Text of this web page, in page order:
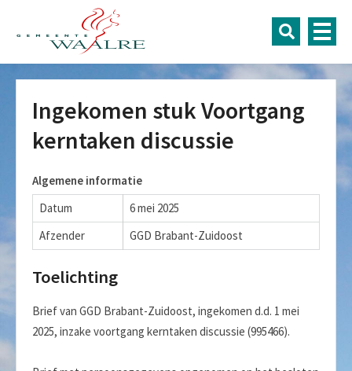
Ingekomen stuk Voortgang
kerntaken discussie
Algemene informatie
Datum
6 mei 2025
Afzender
GGD Brabant-Zuidoost
Toelichting
Brief van GGD Brabant-Zuidoost, ingekomen d.d. 1 mei
2025, inzake voortgang kerntaken discussie (995466).